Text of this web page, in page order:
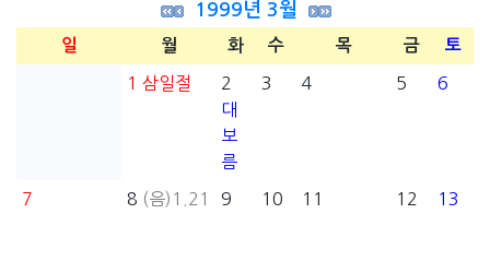
1999년 3월
일 월 화 수 목 금 토
1 삼일절
2
대
보
름
3 4 5 6
7 8 (음)1.21 9 10 11 12 13